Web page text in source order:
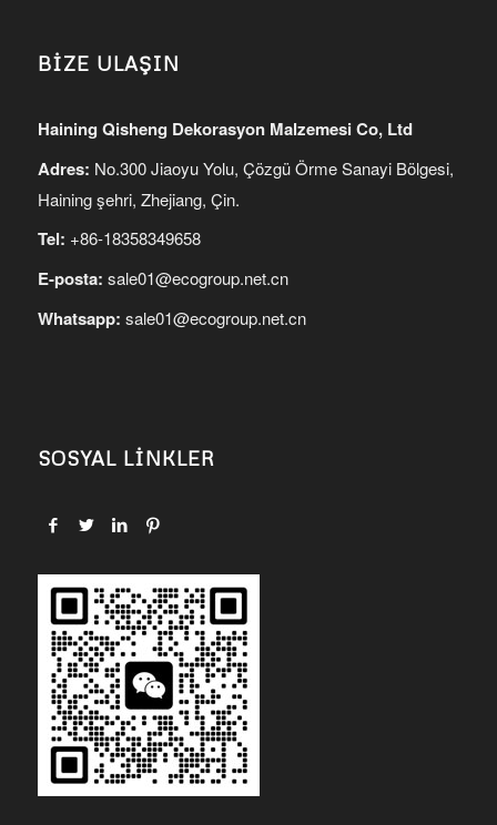
BİZE ULAŞIN
Haining Qisheng Dekorasyon Malzemesi Co, Ltd
Adres: No.300 Jiaoyu Yolu, Çözgü Örme Sanayi Bölgesi,
Haining şehri, Zhejiang, Çin.
Tel: +86-18358349658
E-posta: sale01@ecogroup.net.cn
Whatsapp: sale01@ecogroup.net.cn
SOSYAL LİNKLER